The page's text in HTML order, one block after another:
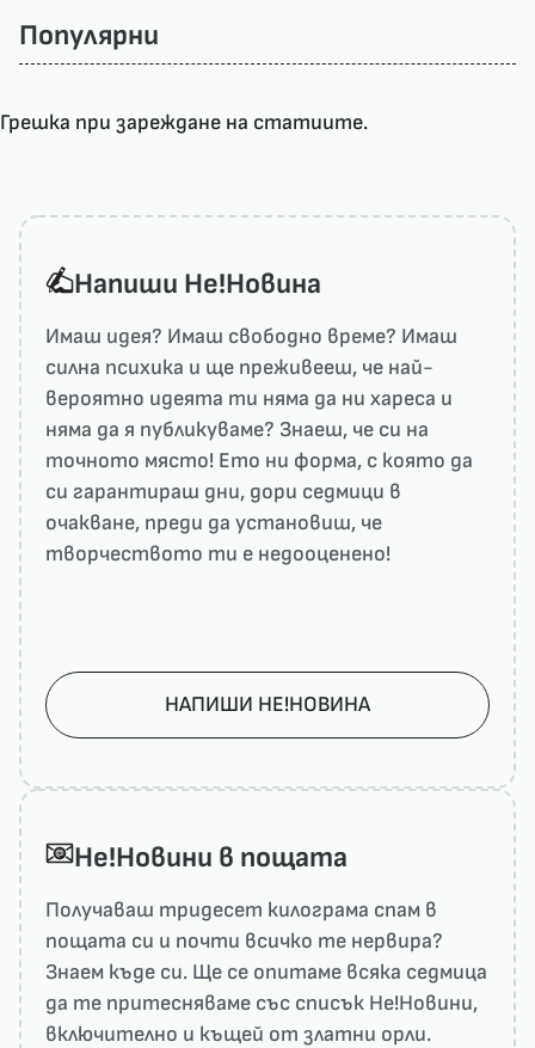
Популярни
Грешка при зареждане на статиите.
Напиши He!Новина
Имаш идея? Имаш свободно време? Имаш
силна психика и ще преживееш, че най-
вероятно идеята ти няма да ни харесa и
няма да я публикуваме? Знаеш, че си на
точното място! Ето ни форма, с която да
си гарантираш дни, дори седмици в
очакване, преди да установиш, че
творчеството ти е недооценено!
НАПИШИ НЕ!НОВИНА
He!Новини в пощата
Получаваш тридесет килограма спам в
пощата си и почти всичко те нервира?
Знаем къде си. Ще се опитаме всяка седмица
да те притесняваме със списък He!Новини,
включително и къщей от златни орли.